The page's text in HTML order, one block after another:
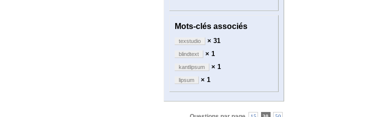
Mots-clés associés
texstudio × 31
blindtext × 1
kantlipsum × 1
lipsum × 1